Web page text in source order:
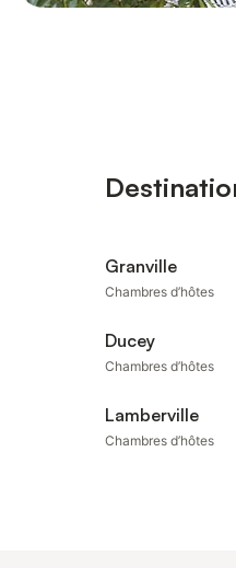
Granville
Chambres d’hôtes
Ducey
Chambres d’hôtes
Lamberville
Chambres d’hôtes